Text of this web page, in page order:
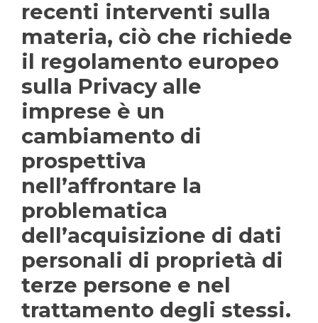
recenti interventi sulla
materia, ciò che richiede
il regolamento europeo
sulla Privacy alle
imprese è un
cambiamento di
prospettiva
nell’affrontare la
problematica
dell’acquisizione di dati
personali di proprietà di
terze persone e nel
trattamento degli stessi.